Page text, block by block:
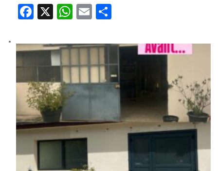
Facebook
X WhatsApp
Email